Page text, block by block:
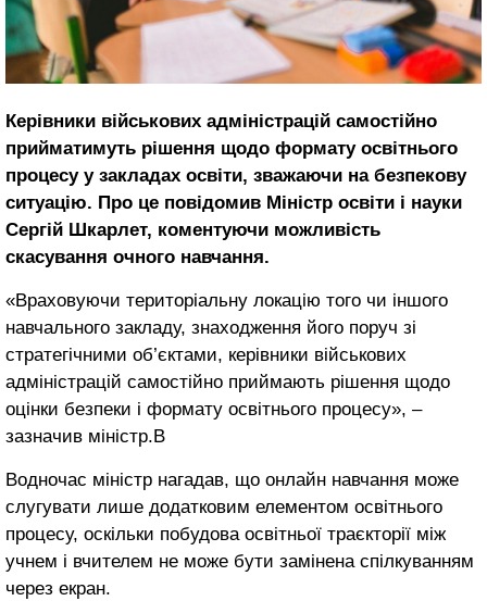
Керівники військових адміністрацій самостійно
прийматимуть рішення щодо формату освітнього
процесу у закладах освіти, зважаючи на безпекову
ситуацію. Про це повідомив Міністр освіти і науки
Сергій Шкарлет, коментуючи можливість
скасування очного навчання.
«Враховуючи територіальну локацію того чи іншого
навчального закладу, знаходження його поруч зі
стратегічними об’єктами, керівники військових
адміністрацій самостійно приймають рішення щодо
оцінки безпеки і формату освітнього процесу», –
зазначив міністр.В
Водночас міністр нагадав, що онлайн навчання може
слугувати лише додатковим елементом освітнього
процесу, оскільки побудова освітньої траєкторії між
учнем і вчителем не може бути замінена спілкуванням
через екран.